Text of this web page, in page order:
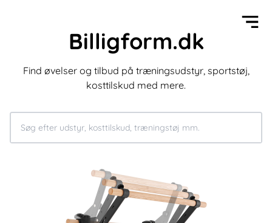
Billigform.dk
Find øvelser og tilbud på træningsudstyr, sportstøj,
kosttilskud med mere.